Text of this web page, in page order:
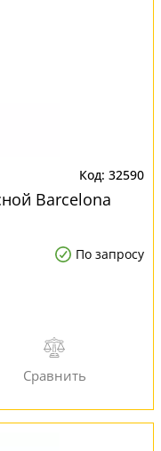
32590
Barcelona
По запросу